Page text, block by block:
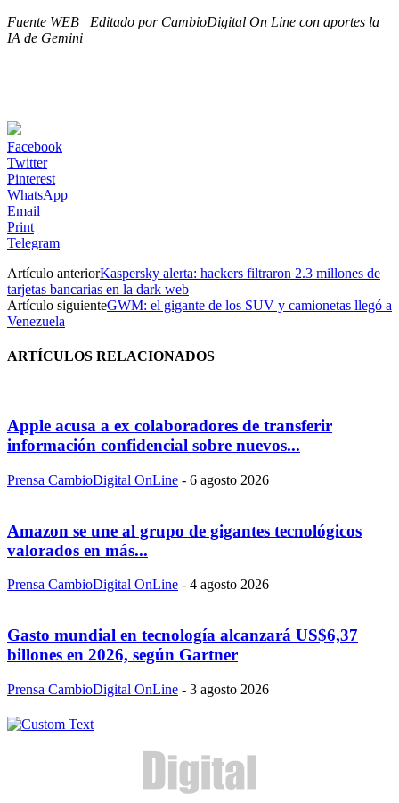
Fuente WEB | Editado por CambioDigital On Line con aportes la
IA de Gemini
Facebook
Twitter
Pinterest
WhatsApp
Email
Print
Telegram
Artículo anteriorKaspersky alerta: hackers filtraron 2.3 millones de
tarjetas bancarias en la dark web
Artículo siguienteGWM: el gigante de los SUV y camionetas llegó a
Venezuela
ARTÍCULOS RELACIONADOS
Apple acusa a ex colaboradores de transferir
información confidencial sobre nuevos...
Prensa CambioDigital OnLine - 6 agosto 2026
Amazon se une al grupo de gigantes tecnológicos
valorados en más...
Prensa CambioDigital OnLine - 4 agosto 2026
Gasto mundial en tecnología alcanzará US$6,37
billones en 2026, según Gartner
Prensa CambioDigital OnLine - 3 agosto 2026